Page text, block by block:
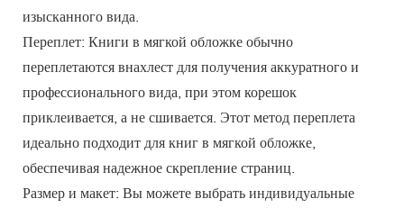
изысканного вида.
Переплет: Книги в мягкой обложке обычно
переплетаются внахлест для получения аккуратного и
профессионального вида, при этом корешок
приклеивается, а не сшивается. Этот метод переплета
идеально подходит для книг в мягкой обложке,
обеспечивая надежное скрепление страниц.
Размер и макет: Вы можете выбрать индивидуальные